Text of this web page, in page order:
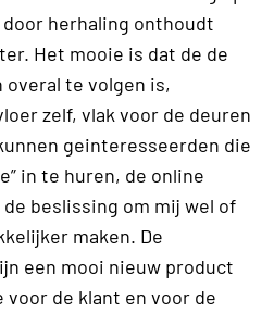
door herhaling onthoudt
Het mooie is dat de de
te volgen is,
zelf, vlak voor de deuren
geinteresseerden die
in te huren, de online
beslissing om mij wel of
maken. De
een mooi nieuw product
de klant en voor de